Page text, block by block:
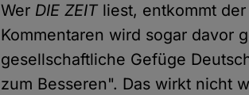
Wer DIE ZEIT liest, entkommt
Kommentaren wird sogar davor
gesellschaftliche Gefüge
zum Besseren". Das wirkt nicht